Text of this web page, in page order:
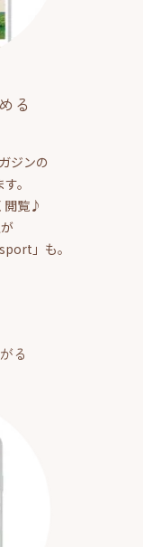
る
ジンの
。
閲覧♪
」も。
る